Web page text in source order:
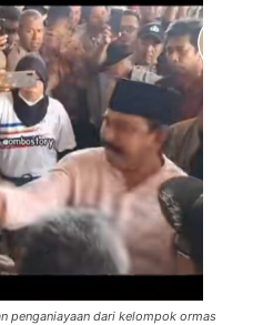
penganiayaan dari kelompok ormas